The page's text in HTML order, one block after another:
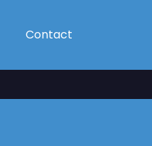
Contact